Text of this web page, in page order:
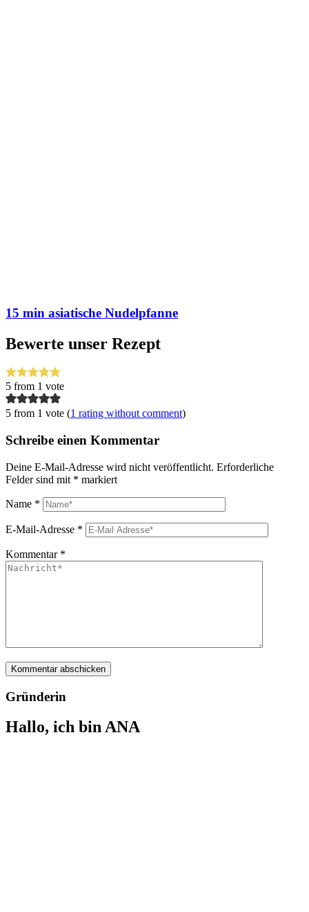
15 min asiatische Nudelpfanne
Bewerte unser Rezept
5 from 1 vote
5 from 1 vote (1 rating without comment)
Schreibe einen Kommentar
Deine E-Mail-Adresse wird nicht veröffentlicht. Erforderliche
Felder sind mit * markiert
Name *
E-Mail-Adresse *
Kommentar *
Gründerin
Hallo, ich bin ANA